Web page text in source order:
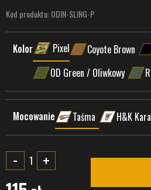
Kod produktu:ODIN-SLING-P
Kolor Pixel Coyote Brown
OD Green / Oliwkowy
Mocowanie Taśma H&K
- +